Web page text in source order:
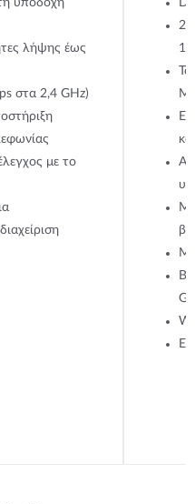
υποδοχή
λήψης έως
στα 2,4 GHz)
με το